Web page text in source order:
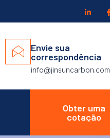
Envie sua
correspondência
info@jinsuncarbon.com
Obter uma
cotação